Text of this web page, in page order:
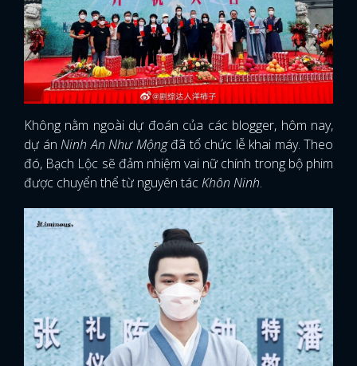
Không nằm ngoài dự đoán của các blogger, hôm nay,
dự án Ninh An Như Mộngđã tổ chức lễ khai máy. Theo
đó, Bạch Lộc sẽ đảm nhiệm vai nữ chính trong bộ phim
được chuyển thể từ nguyên tácKhôn Ninh.